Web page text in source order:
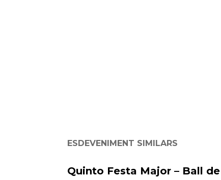
ESDEVENIMENT SIMILARS
Quinto Festa Major – Ball